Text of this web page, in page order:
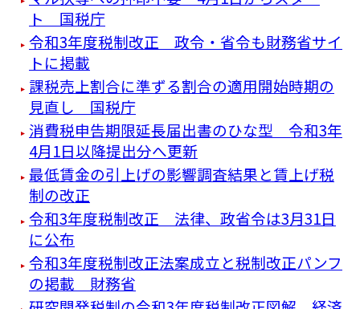
ト 国税庁
令和3年度税制改正 政令・省令も財務省サイ
トに掲載
課税売上割合に準ずる割合の適用開始時期の
見直し 国税庁
消費税申告期限延長届出書のひな型 令和3年
4月1日以降提出分へ更新
最低賃金の引上げの影響調査結果と賃上げ税
制の改正
令和3年度税制改正 法律、政省令は3月31日
に公布
令和3年度税制改正法案成立と税制改正パンフ
の掲載 財務省